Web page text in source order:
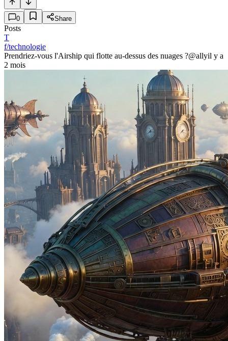
0 Share
Posts
T
f/technologie
Prendriez-vous l'Airship qui flotte au-dessus des nuages ?@allyil y a
2 mois